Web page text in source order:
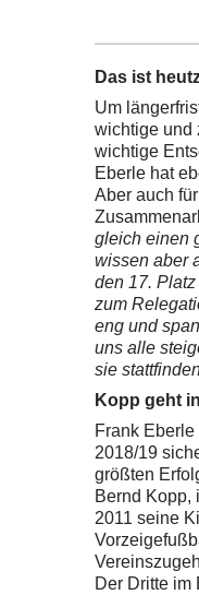
Das ist
Um
wichtige und
wichtige
Eberle hat
Aber auch
gleich einen
wissen aber
den 17.
zum
eng und
uns alle
sie
Kopp geht
Frank
2018/19
größten
Bernd Kopp,
2011 seine
Der Dritte im